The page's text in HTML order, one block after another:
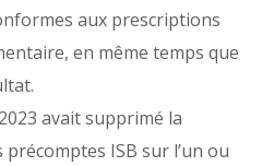
aux prescriptions
en même temps que
avait supprimé la
ISB sur l’un ou